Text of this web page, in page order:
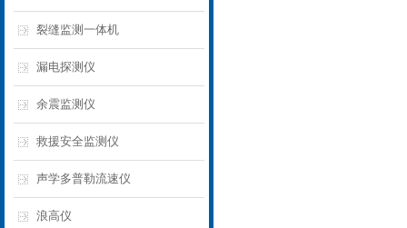
裂缝监测一体机
漏电探测仪
余震监测仪
救援安全监测仪
声学多普勒流速仪
浪高仪